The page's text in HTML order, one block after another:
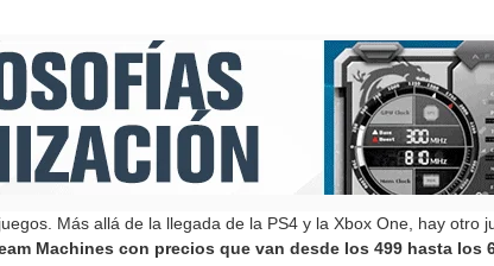
Más allá de la llegada de la PS4 y la Xbox One, hay otro
Machines con precios que van desde los 499 hasta los